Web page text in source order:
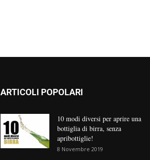
ARTICOLI POPOLARI
10 modi diversi per aprire una
bottiglia di birra, senza
apribottiglie!
8 Novembre 2019